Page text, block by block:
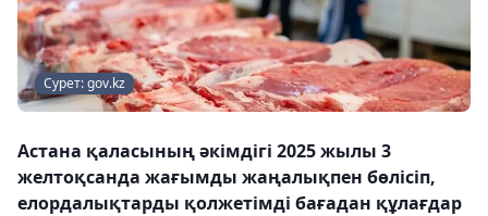
Сурет: gov.kz
Астана қаласының әкімдігі 2025 жылы 3
желтоқсанда жағымды жаңалықпен бөлісіп,
елордалықтарды қолжетімді бағадан құлағдар